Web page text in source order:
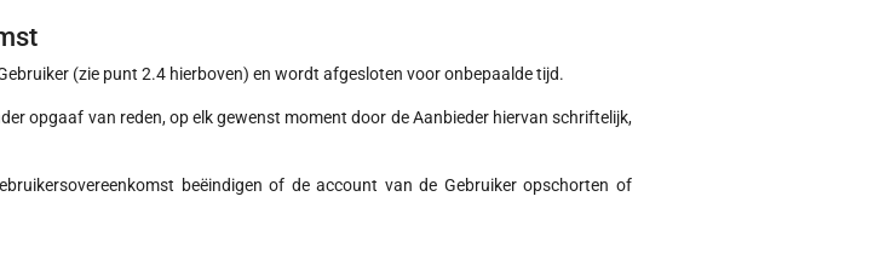
(zie punt 2.4 hierboven) en wordt afgesloten voor onbepaalde tijd.
opgaaf van reden, op elk gewenst moment door de Aanbieder hiervan schriftelijk,
beëindigen of de account van de Gebruiker opschorten of